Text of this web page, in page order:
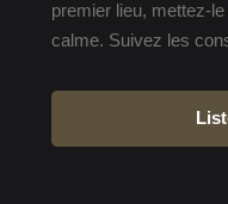
premier lieu, mettez-
calme. Suivez les